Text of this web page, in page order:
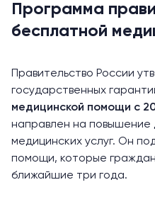
Программа
бесплатной
Правительство России
государственных
медицинской помощи с
направлен на повышение
медицинских услуг. Он
помощи, которые
ближайшие три года.